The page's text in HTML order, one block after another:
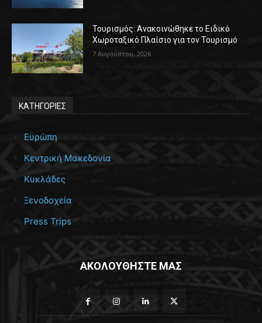
Τουρισμός: Ανακοινώθηκε το Ειδικό
Χωροταξικό Πλαίσιο για τον Τουρισμό
7 Αυγούστου, 2026
ΚΑΤΗΓΟΡΙΕΣ
Ευρώπη
Κεντρική Μακεδονία
Κυκλάδες
Ξενοδοχεία
Press Trips
ΑΚΟΛΟΥΘΗΣΤΕ ΜΑΣ